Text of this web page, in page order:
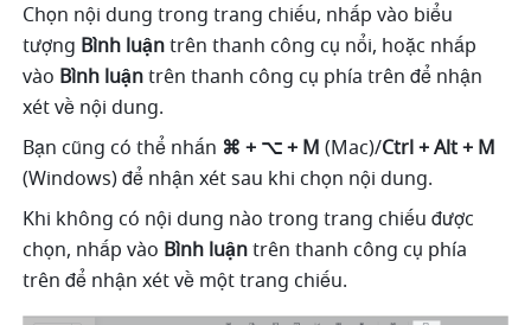
Chọn nội dung trong trang chiếu, nhấp vào biểu
tượng Bình luận trên thanh công cụ nổi, hoặc nhấp
vào Bình luận trên thanh công cụ phía trên để nhận
xét về nội dung.
Bạn cũng có thể nhấn ⌘ + ⌥ + M (Mac)/
(Windows) để nhận xét sau khi chọn nội dung.
Khi không có nội dung nào trong trang chiếu được
chọn, nhấp vào Bình luận trên thanh công cụ phía
trên để nhận xét về một trang chiếu.